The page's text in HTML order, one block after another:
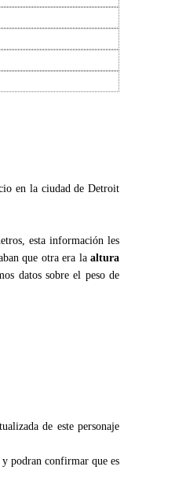
en la ciudad de Detroit
esta información les
que otra era laaltura
datos sobre el peso de
de este personaje
podran confirmar que es